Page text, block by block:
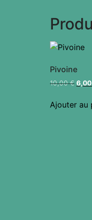
Pivoine
10,00€ 6,00
Ajouter au